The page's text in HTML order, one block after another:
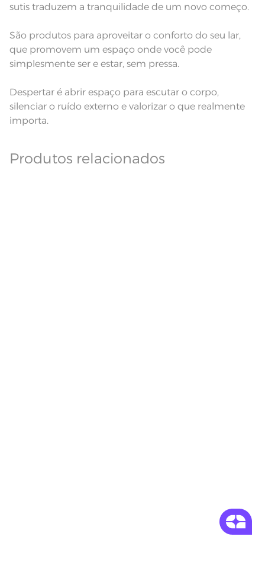
sutis traduzem a tranquilidade de um novo começo.
São produtos para aproveitar o conforto do seu lar,
que promovem um espaço onde você pode
simplesmente ser e estar, sem pressa.
Despertar é abrir espaço para escutar o corpo,
silenciar o ruído externo e valorizar o que realmente
importa.
Produtos relacionados